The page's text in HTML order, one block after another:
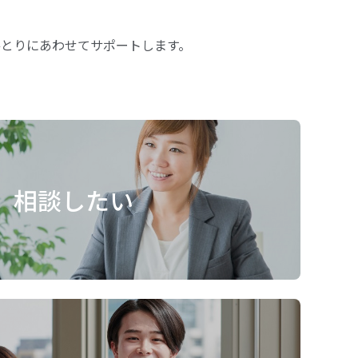
にあわせてサポートします。
相談したい